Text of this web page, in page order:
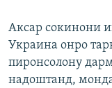
Аксар сокинони
Украина онро
пиронсолону
надоштанд,